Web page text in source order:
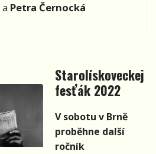
a Petra Černocká
Starolískoveckej
fesťák 2022
V sobotu v Brně
proběhne další
ročník